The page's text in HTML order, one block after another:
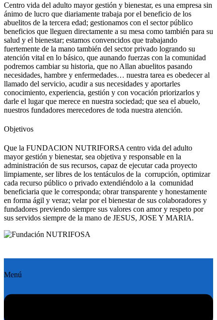
Centro vida del adulto mayor gestión y bienestar, es una empresa sin
ánimo de lucro que diariamente trabaja por el beneficio de los
abuelitos de la tercera edad; gestionamos con el sector público
beneficios que lleguen directamente a su mesa como también para su
salud y el bienestar; estamos convencidos que trabajando
fuertemente de la mano también del sector privado logrando su
atención vital en lo básico, que aunando fuerzas con la comunidad
podremos cambiar su historia, que no Allan abuelitos pasando
necesidades, hambre y enfermedades… nuestra tarea es obedecer al
llamado del servicio, acudir a sus necesidades y aportarles
conocimiento, experiencia, gestión y con vocación priorizarlos y
darle el lugar que merece en nuestra sociedad; que sea el abuelo,
nuestros fundadores merecedores de toda nuestra atención.
Objetivos
Que la FUNDACION NUTRIFORSA centro vida del adulto
mayor gestión y bienestar, sea objetiva y responsable en la
administración de sus recursos, capaz de ejecutar cada proyecto
limpiamente, ser libres de los tentáculos de la corrupción, optimizar
cada recurso público o privado extendiéndolo a la comunidad
beneficiaria que le corresponda; obrar transparente y honestamente
en forma ágil y veraz; velar por el bienestar de sus colaboradores y
fundadores previendo siempre sus valores con amor y respeto por
sus servidos siempre de la mano de JESUS, JOSE Y MARIA.
Menú